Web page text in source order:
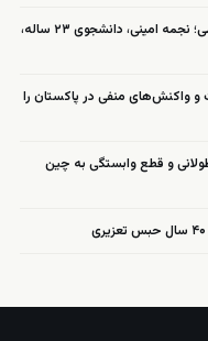
اتهام «محاربه» برای چند استوری اینستاگرامی؛ نجمه امینی، دانشجوی ۲۳ ساله،
و واکنش‌های منفی در پاکستان را
و قطع وابستگی به چین